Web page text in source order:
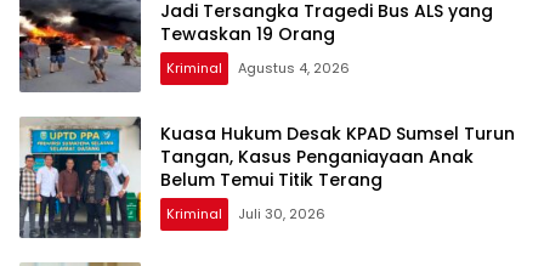
Jadi Tersangka Tragedi Bus ALS yang
Tewaskan 19 Orang
Kriminal Agustus 4, 2026
Kuasa Hukum Desak KPAD Sumsel Turun
Tangan, Kasus Penganiayaan Anak
Belum Temui Titik Terang
Kriminal Juli 30, 2026